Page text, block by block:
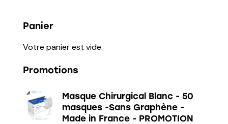
Panier
Votre panier est vide.
Promotions
Masque Chirurgical Blanc - 50
masques -Sans Graphène -
Made in France - PROMOTION